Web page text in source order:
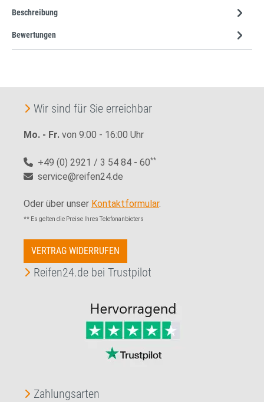
Beschreibung
Bewertungen
Wir sind für Sie erreichbar
Mo. - Fr. von 9:00 - 16:00 Uhr
+49 (0) 2921 / 3 54 84 - 60**
service@reifen24.de
Oder über unser Kontaktformular.
** Es gelten die Preise Ihres Telefonanbieters
VERTRAG WIDERRUFEN
Reifen24.de bei Trustpilot
Zahlungsarten